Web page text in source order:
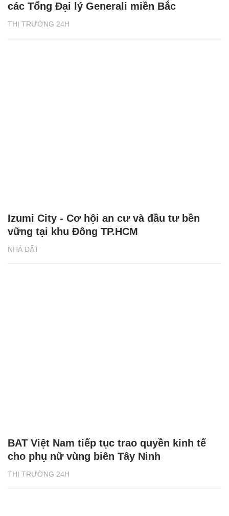
THỊ TRƯỜNG 24H
các Tổng Đại lý Generali miền Bắc
NHÀ ĐẤT
Izumi City - Cơ hội an cư và đầu tư bền
vững tại khu Đông TP.HCM
THỊ TRƯỜNG 24H
BAT Việt Nam tiếp tục trao quyền kinh tế
cho phụ nữ vùng biên Tây Ninh